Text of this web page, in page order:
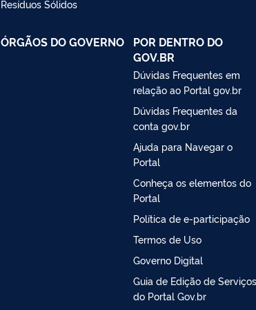
Resíduos Sólidos
ÓRGÃOS DO GOVERNO
POR DENTRO DO
GOV.BR
Dúvidas Frequentes em
relação ao Portal gov.br
Dúvidas Frequentes da
conta gov.br
Ajuda para Navegar o
Portal
Conheça os elementos do
Portal
Política de e-participação
Termos de Uso
Governo Digital
Guia de Edição de Serviços
do Portal Gov.br